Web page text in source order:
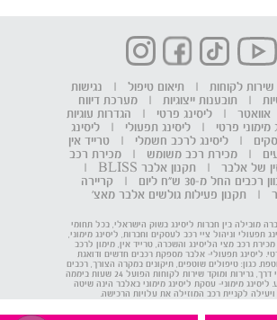
שירות לקוחות | תיאום טיפול |
נגישות
| תובענות ייצוגיות |
מערכת דיווח
אוואטר | ליסינג פרטי |
הגדרות עוגיות
מימוני פרטי | ליסינג תפעולי |
ליסינג
| ליסינג לרכב חשמלי |
טרייד אין
| מכירת רכב משומש |
מכירת רכב
של אלבר | תקנון אלבר BLISS
|
רכבים החל מ-30 ש"ח ליום
|
קריירה
| תקנון פעילות גולשים אלבר מאצ'
מובילה בין חברות ליסינג בשוק הישראלי, בכל תחומי
תפעולי וניהול ציי רכב לעסקים וחברות, ליסינג מימוני,
רכב מצי הליסינג והשכרה, טרייד אין, מימון לרכב
ליסינג תפעולי- אלבר מספקת רכבים חדשים ודואגת
כגון: טיפולים שוטפים, תיקונים במקרה הצורך, רכבים
חלופיים,חילוצי דרך, גרירות ומוקד שירות לקוחות הפועל 24 שעות ביממה
ליסינג מימוני- עסקת ליסינג מימוני באלבר הינה שיטה
ויעילה לקניית רכב המוזילה את עלויות הרכישה.